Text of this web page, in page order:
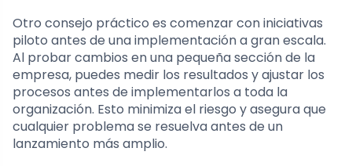
Otro consejo práctico es comenzar con iniciativas
piloto antes de una implementación a gran escala.
Al probar cambios en una pequeña sección de la
empresa, puedes medir los resultados y ajustar los
procesos antes de implementarlos a toda la
organización. Esto minimiza el riesgo y asegura que
cualquier problema se resuelva antes de un
lanzamiento más amplio.